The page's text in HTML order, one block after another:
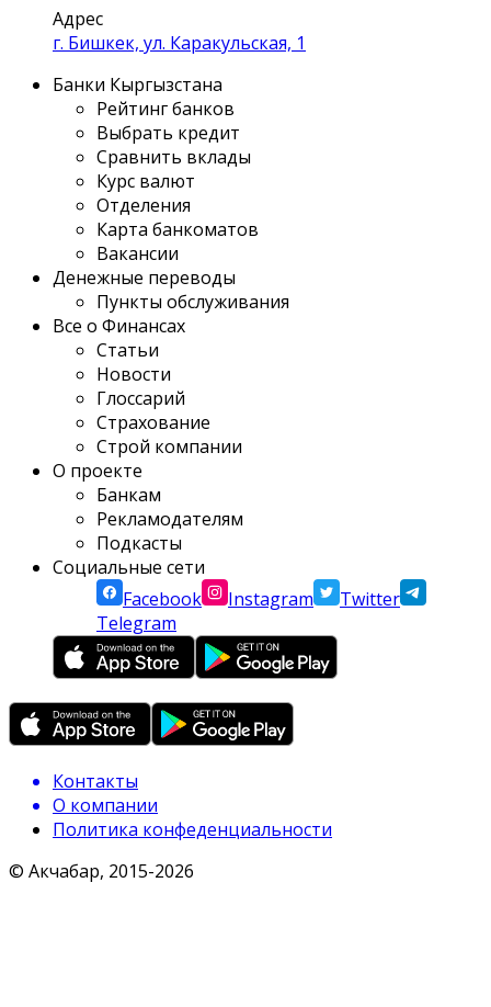
Адрес
г. Бишкек, ул. Каракульская, 1
Банки Кыргызстана
Рейтинг банков
Выбрать кредит
Сравнить вклады
Курс валют
Отделения
Карта банкоматов
Вакансии
Денежные переводы
Пункты обслуживания
Все о Финансах
Статьи
Новости
Глоссарий
Страхование
Строй компании
О проекте
Банкам
Рекламодателям
Подкасты
Социальные сети
Facebook
Instagram
Twitter
Telegram
Контакты
О компании
Политика конфеденциальности
© Акчабар, 2015-2026